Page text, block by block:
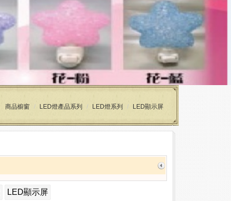
商品櫥窗 LED燈產品系列 LED燈系列 LED顯示屏
LED顯示屏